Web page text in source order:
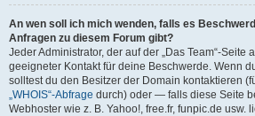
An wen soll ich mich wenden, falls es
Anfragen zu diesem Forum gibt?
Jeder Administrator, der auf der „Das Team“-Seite
geeigneter Kontakt für deine Beschwerde. Wenn
solltest du den Besitzer der Domain kontaktieren
„WHOIS“-Abfrage durch) oder — falls diese Seite
Webhoster wie z. B. Yahoo!, free.fr, funpic.de